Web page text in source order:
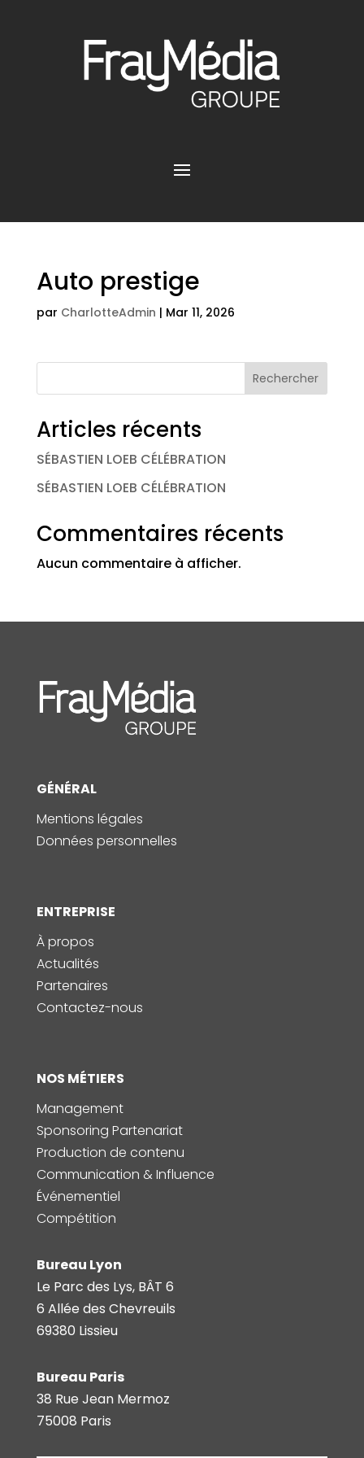
Auto prestige
par CharlotteAdmin | Mar 11, 2026
Rechercher
Articles récents
SÉBASTIEN LOEB CÉLÉBRATION
SÉBASTIEN LOEB CÉLÉBRATION
Commentaires récents
Aucun commentaire à afficher.
GÉNÉRAL
Mentions légales
Données personnelles
ENTREPRISE
À propos
Actualités
Partenaires
Contactez-nous
NOS MÉTIERS
Management
Sponsoring Partenariat
Production de contenu
Communication & Influence
Événementiel
Compétition
Bureau Lyon
Le Parc des Lys, BÂT 6
6 Allée des Chevreuils
69380 Lissieu
Bureau Paris
38 Rue Jean Mermoz
75008 Paris